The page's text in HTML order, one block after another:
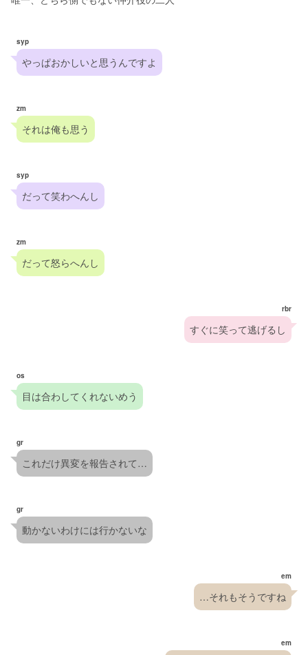
syp
やっぱおかしいと思うんですよ
zm
それは俺も思う
syp
だって笑わへんし
zm
だって怒らへんし
rbr
すぐに笑って逃げるし
os
目は合わしてくれないめう
gr
これだけ異変を報告されて…
gr
動かないわけには行かないな
em
…それもそうですね
em